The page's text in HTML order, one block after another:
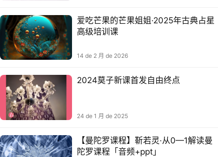
爱吃芒果的芒果姐姐·2025年古典占星
高级培训课
14 de 2 月 de 2026
2024莫子新课首发自由终点
24 de 1 月 de 2025
【曼陀罗课程】靳若灵·从0—1解读曼
陀罗课程「音频+ppt」​​​